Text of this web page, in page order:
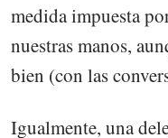
medida impuesta
nuestras manos,
bien (con las
Igualmente, una